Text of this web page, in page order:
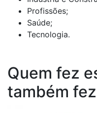
Profissões;
Saúde;
Tecnologia.
Quem fez
também fez